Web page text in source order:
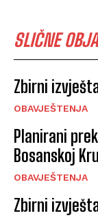
SLIČNE
Zbirni
OBAVJEŠTENJA
Planirani
Bosanskoj
OBAVJEŠTENJA
Zbirni